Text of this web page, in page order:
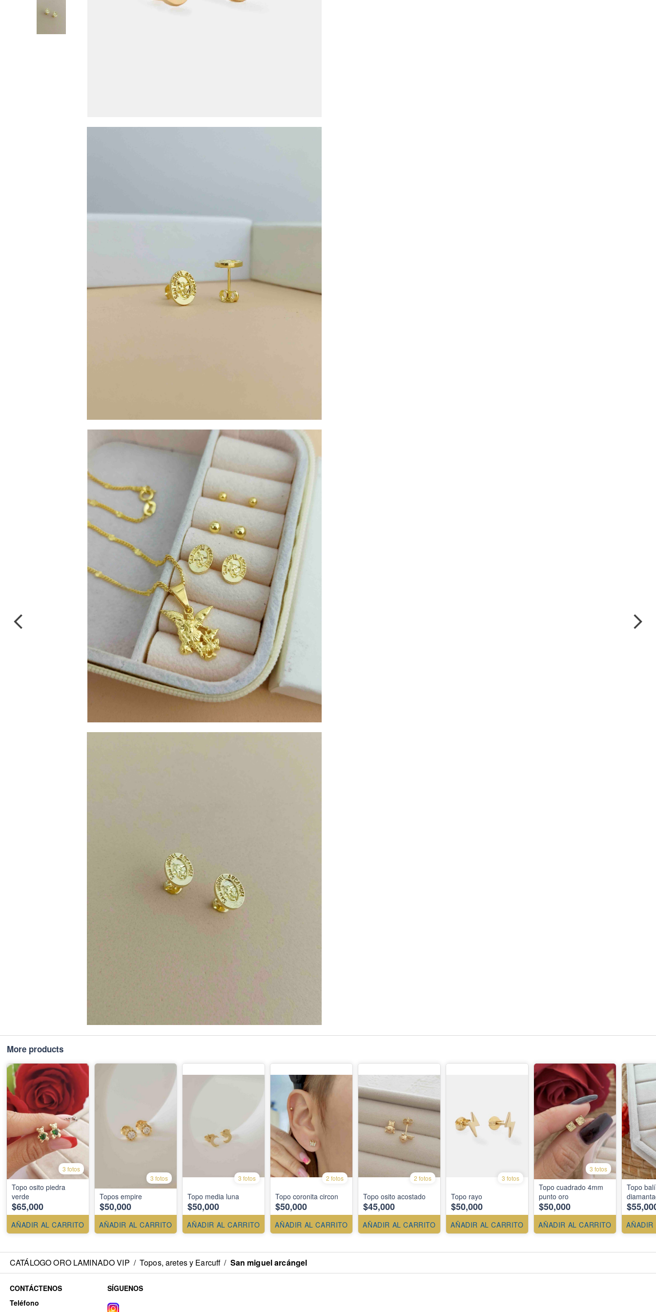
More products
3 fotos
Topo osito piedra
verde
$65,000
AÑADIR AL CARRITO
3 fotos
Topos empire
$50,000
AÑADIR AL CARRITO
3 fotos
Topo media luna
$50,000
AÑADIR AL CARRITO
2 fotos
Topo coronita circon
$50,000
AÑADIR AL CARRITO
2 fotos
Topo osito acostado
$45,000
AÑADIR AL CARRITO
3 fotos
Topo rayo
$50,000
AÑADIR AL CARRITO
3 fotos
Topo cuadrado 4mm
punto oro
$50,000
AÑADIR AL CARRITO
Topo
AÑADIR
CATÁLOGO ORO LAMINADO VIP / Topos, aretes y Earcuff / San miguel arcángel
CONTÁCTENOS
Teléfono
SÍGUENOS